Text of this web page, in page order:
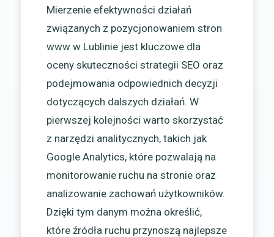
Mierzenie efektywności działań
związanych z pozycjonowaniem stron
www w Lublinie jest kluczowe dla
oceny skuteczności strategii SEO oraz
podejmowania odpowiednich decyzji
dotyczących dalszych działań. W
pierwszej kolejności warto skorzystać
z narzędzi analitycznych, takich jak
Google Analytics, które pozwalają na
monitorowanie ruchu na stronie oraz
analizowanie zachowań użytkowników.
Dzięki tym danym można określić,
które źródła ruchu przynoszą najlepsze